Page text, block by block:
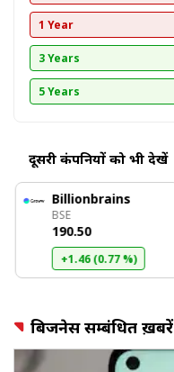
1 Year
3 Years
5 Years
दूसरी कंपनियों को भी देखें
Billionbrains
BSE
₹190.50
+1.46 (0.77 %)
बिजनेस सम्बंधित ख़बरें